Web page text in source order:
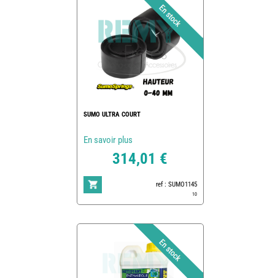
SUMO ULTRA COURT
En savoir plus
314,01 €
ref : SUMO1145
10